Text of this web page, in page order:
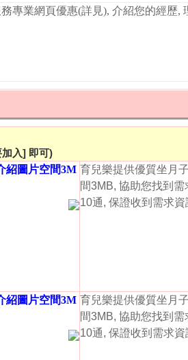
專業網頁優惠(詳見), 介紹您的經歷,
入] 即可)
紹圖片空間3M 育兒樂提供優質坐月
間3MB, 協助您找到
10通, 保證收到需求
紹圖片空間3M 育兒樂提供優質坐月
間3MB, 協助您找到
10通, 保證收到需求